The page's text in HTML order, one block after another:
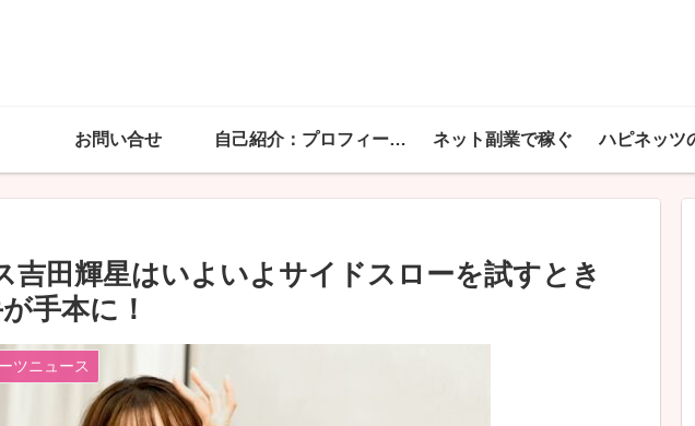
お問い合せ 自己紹介：プロフィール！ ネット副業で稼ぐ
吉田輝星はいよいよサイドスローを試すとき
手本に！
ツニュース